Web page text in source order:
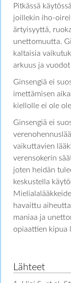
Pitkässä
joillekin iho-
ärtyisyyttä,
unettomuutta.
kaltaisia
arkuus ja
Ginsengiä ei
imettämisen
kiellolle ei ole
Ginsengiä ei
vaikuttavien
verensokerin
joten heidän
keskustella
havaittu
maniaa ja
opiaattien kipua
Lähteet